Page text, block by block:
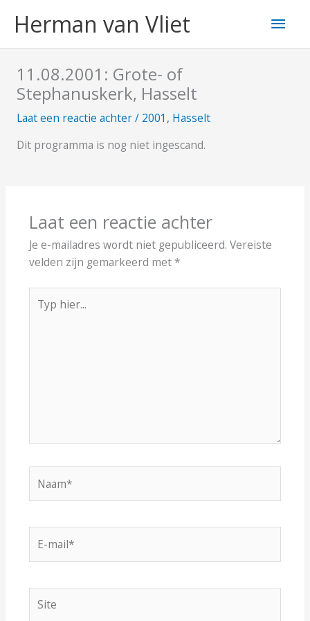
naarHerman van Vliet
11.08.2001: Grote- of
Stephanuskerk, Hasselt
Laat een reactie achter/ 2001 , Hasselt
Dit programma is nog niet ingescand.
Laat een reactie achter
Je e-mailadres wordt niet gepubliceerd. Vereiste
velden zijn gemarkeerd met*
hier...
mail*